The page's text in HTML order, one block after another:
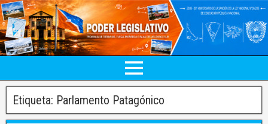
Etiqueta: Parlamento Patagónico